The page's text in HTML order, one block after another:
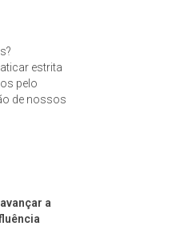
estrita
pelo
de nossos
a